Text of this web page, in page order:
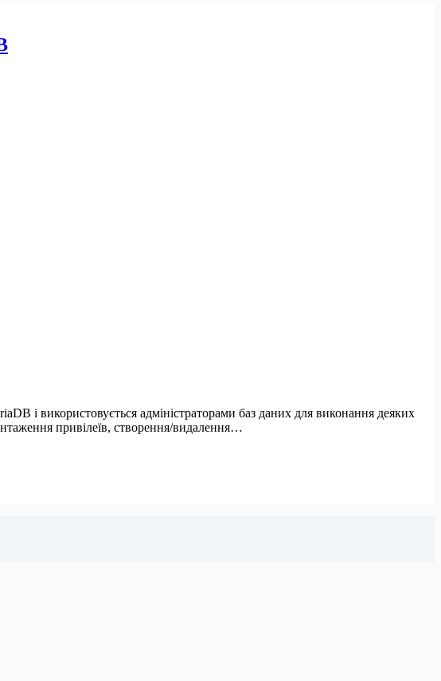
і використовується адміністраторами баз даних для виконання деяких
привілеїв, створення/видалення…